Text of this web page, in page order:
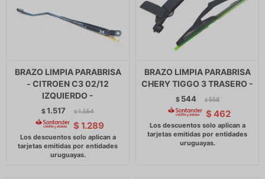
BRAZO LIMPIA PARABRISA
- CITROEN C3 02/12
IZQUIERDO -
$1.517 $ 1.554
$ 1.289
BRAZO LIMPIA PARABRISA
CHERY TIGGO 3 TRASERO -
$ 544 $ 558
$ 462